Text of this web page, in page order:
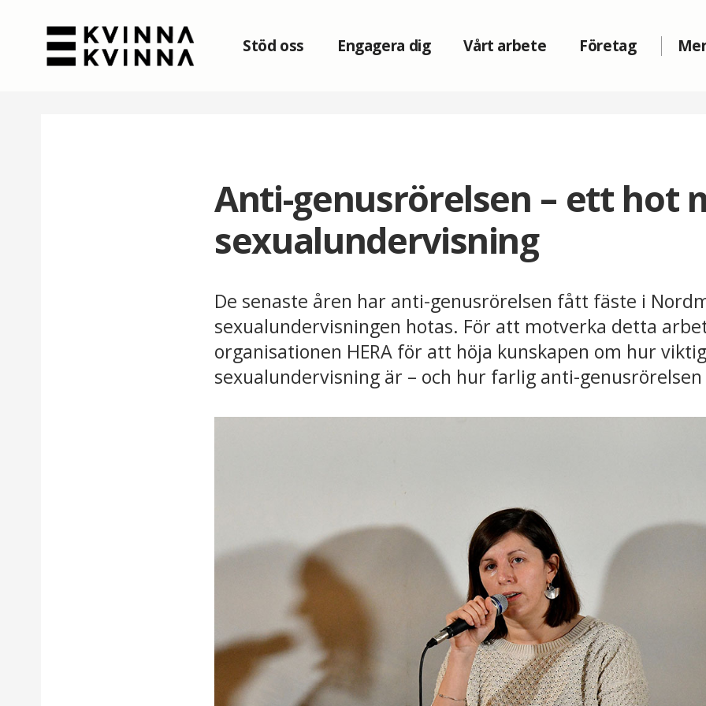
Stöd oss Engagera dig Vårt arbete Företag
Anti-genusrörelsen – ett hot
sexualundervisning
De senaste åren har anti-genusrörelsen fått fäste i
sexualundervisningen hotas. För att motverka detta
organisationen HERA för att höja kunskapen om hur viktig
sexualundervisning är – och hur farlig anti-